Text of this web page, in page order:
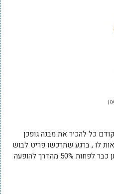
כל להכיר את מבנה גופכן
לו , ברגע שתרכשו פריט לבוש
שעונה על הקריטריונים האלה עברתן כבר לפחות 50% מהדרך להופעה